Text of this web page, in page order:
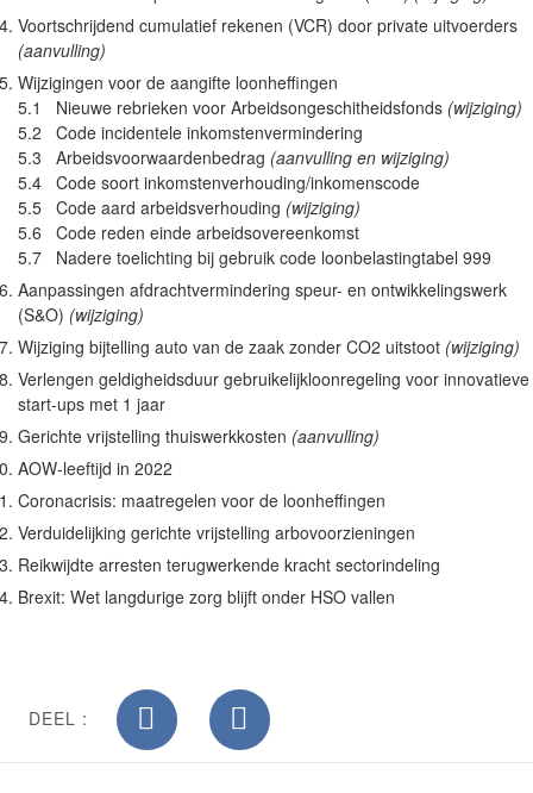
Voortschrijdend cumulatief rekenen (VCR) door private uitvoerders
(aanvulling)
Wijzigingen voor de aangifte loonheffingen
5.1 Nieuwe rebrieken voor Arbeidsongeschitheidsfonds (wijziging)
5.2 Code incidentele inkomstenvermindering
5.3 Arbeidsvoorwaardenbedrag (aanvulling en wijziging)
5.4 Code soort inkomstenverhouding/inkomenscode
5.5 Code aard arbeidsverhouding (wijziging)
5.6 Code reden einde arbeidsovereenkomst
5.7 Nadere toelichting bij gebruik code loonbelastingtabel 999
Aanpassingen afdrachtvermindering speur- en ontwikkelingswerk
(S&O) (wijziging)
Wijziging bijtelling auto van de zaak zonder CO2 uitstoot (wijziging)
Verlengen geldigheidsduur gebruikelijkloonregeling voor innovatieve
start-ups met 1 jaar
Gerichte vrijstelling thuiswerkkosten (aanvulling)
AOW-leeftijd in 2022
Coronacrisis: maatregelen voor de loonheffingen
Verduidelijking gerichte vrijstelling arbovoorzieningen
Reikwijdte arresten terugwerkende kracht sectorindeling
Brexit: Wet langdurige zorg blijft onder HSO vallen
DEEL :